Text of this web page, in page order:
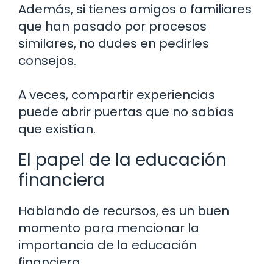
Además, si tienes amigos o familiares
que han pasado por procesos
similares, no dudes en pedirles
consejos.
A veces, compartir experiencias
puede abrir puertas que no sabías
que existían.
El papel de la educación
financiera
Hablando de recursos, es un buen
momento para mencionar la
importancia de la educación